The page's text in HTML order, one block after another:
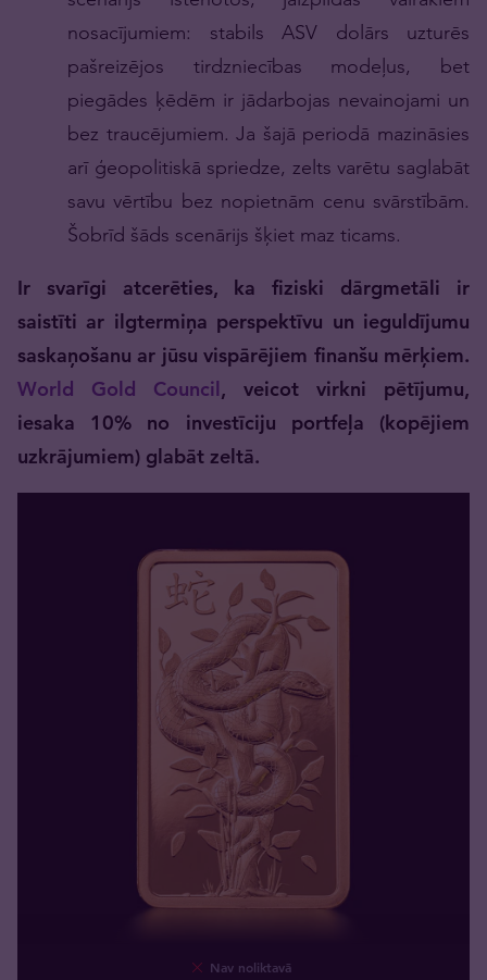
nosacījumiem: stabils ASV dolārs uzturēs
pašreizējos tirdzniecības modeļus, bet
piegādes ķēdēm ir jādarbojas nevainojami un
bez traucējumiem. Ja šajā periodā mazināsies
arī ģeopolitiskā spriedze, zelts varētu saglabāt
savu vērtību bez nopietnām cenu svārstībām.
Šobrīd šāds scenārijs šķiet maz ticams.
Ir svarīgi atcerēties, ka fiziski dārgmetāli ir
saistīti ar ilgtermiņa perspektīvu un ieguldījumu
saskaņošanu ar jūsu vispārējiem finanšu mērķiem.
World Gold Council, veicot virkni pētījumu,
iesaka 10% no investīciju portfeļa (kopējiem
uzkrājumiem) glabāt zeltā.
Nav noliktavā